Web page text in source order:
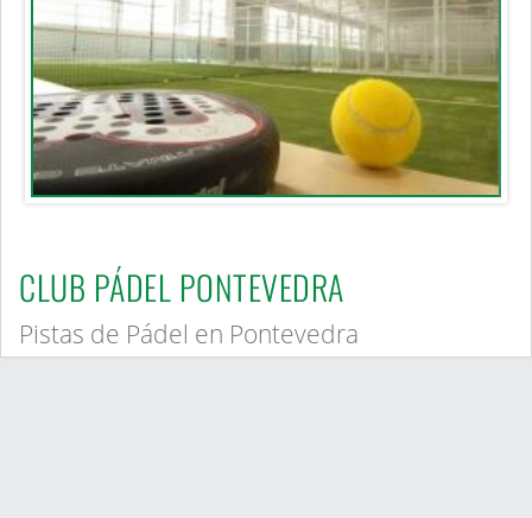
CLUB PÁDEL PONTEVEDRA
Pistas de Pádel en Pontevedra